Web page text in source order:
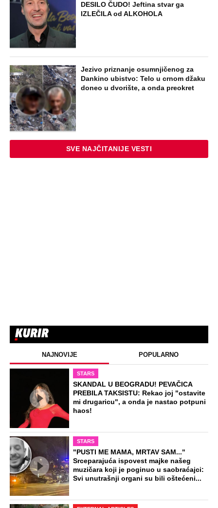
DESILO ČUDO! Jeftina stvar ga
IZLEČILA od ALKOHOLA
Jezivo priznanje osumnjičenog za
Dankino ubistvo: Telo u crnom džaku
doneo u dvorište, a onda preokret
SVE NAJČITANIJE VESTI
NAJNOVIJE POPULARNO
STARS
SKANDAL U BEOGRADU! PEVAČICA
PREBILA TAKSISTU: Rekao joj "ostavite
mi drugaricu", a onda je nastao potpuni
haos!
STARS
"PUSTI ME MAMA, MRTAV SAM..."
Srceparajuća ispovest majke našeg
muzičara koji je poginuo u saobraćajci:
Svi unutrašnji organi su bili oštećeni...